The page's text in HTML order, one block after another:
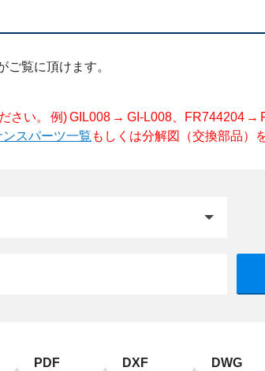
覧に頂けます。
い。 例) GIL008 → GI-L008、FR744204 →
スパーツ一覧 もしくは分解図（交換部品）
PDF DXF DWG